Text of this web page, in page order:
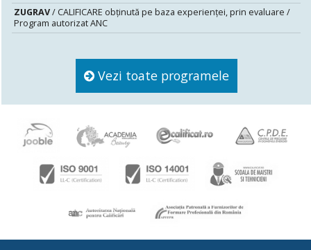
ZUGRAV/ CALIFICARE obținută pe baza experienței, prin evaluare /
Program autorizat ANC
Vezi toate programele